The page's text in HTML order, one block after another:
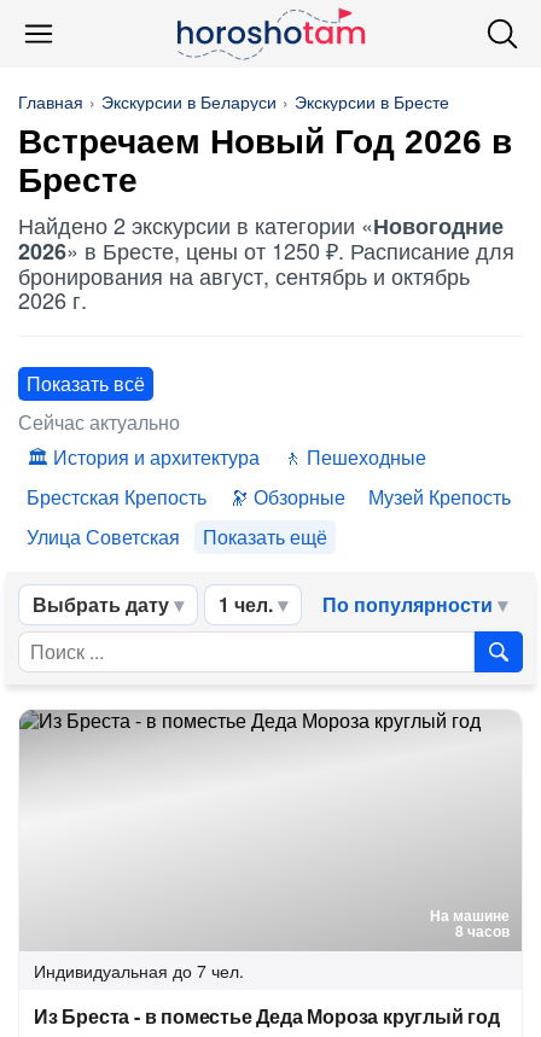
Главная Экскурсии в Беларуси Экскурсии в Бресте
Встречаем Новый Год 2026 в
Бресте
Найдено 2 экскурсии в категории «Новогодние
2026» в Бресте, цены от 1250 ₽. Расписание для
бронирования на август, сентябрь и октябрь
2026 г.
Показать всё
Сейчас актуально
История и архитектура
Пешеходные
Брестская Крепость
Обзорные
Музей Крепость
Улица Советская
Показать ещё
Выбрать дату 1 чел. По популярности
На машине
8 часов
Индивидуальная до 7 чел.
Из Бреста - в поместье Деда Мороза круглый год